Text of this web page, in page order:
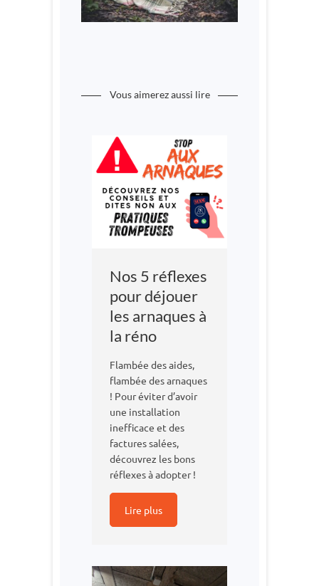
Vous aimerez aussi lire
Nos 5 réflexes
pour déjouer
les arnaques à
la réno
Flambée des aides,
flambée des arnaques
! Pour éviter d’avoir
une installation
inefficace et des
factures salées,
découvrez les bons
réflexes à adopter !
Lire plus